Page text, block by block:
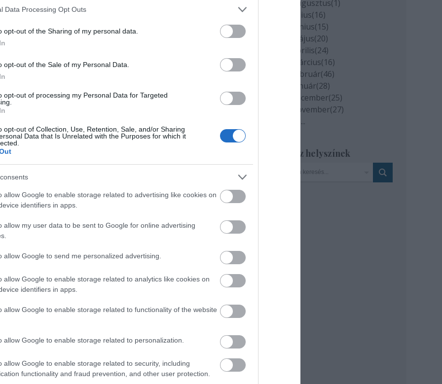
Data Processing Opt Outs
opt-out of the Sharing of my personal data.
opt-out of the Sale of my Personal Data.
opt-out of processing my Personal Data for Targeted
opt-out of Collection, Use, Retention, Sale, and/or Sharing
Data that Is Unrelated with the Purposes for which it
allow Google to enable storage related to advertising like cookies on
identifiers in apps.
allow my user data to be sent to Google for online advertising
allow Google to send me personalized advertising.
allow Google to enable storage related to analytics like cookies on
identifiers in apps.
allow Google to enable storage related to functionality of the website
allow Google to enable storage related to personalization.
allow Google to enable storage related to security, including
functionality and fraud prevention, and other user protection.
dolgozott
dolgozott nálunk. Magyarországról így vall: "Jártam
a rendszerváltás előtt. Mindig szerettem ide jönni,
a sors. Gondolom, nem újdonság önöknek az
tudja, a törökök, osztrákok, németek, majd az
utazó vagyok. Úgy látom, hogy egészen jól
ezt kissé bánja... Tény, hogy a művészet
Az is tény viszont, hogy úgy látom, az emberek
most Budapest a filmesek szemében, így felelt: "A
az utóbbi években, és szakemberekben sincs hiány,
jó hangulat a mérvadó, amit akkor érzek, amikor
a furán barna tájra, amelyet a levegőből látok, egy
nem forgatok, imádok utazni, felfedezni
mint mi, angolszászok, és olyan jó egy kicsit
az embereknek nincs elég pénzük, de mindig
mint a világ legtöbb helyén, és épp ezért van
filmben éppen apja oldalán játszotta.
amit fiának adott, arra vonatkozott, hogy ha
lehet igazából gyakorlatot szerezni, ráadásul úgy,
mint a filmben, ahol az egész világ rajtad röhög, ha
2020 augusztus(1)
2020 július(16)
2020 június(15)
2020 május(20)
2020 április(24)
2020 március(16)
2020 február(46)
2020 január(28)
2019 december(25)
2019 november(27)
...
Szinház helyszínek